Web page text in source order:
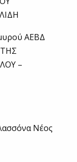
ΑΕΒΔ
–
Νέος